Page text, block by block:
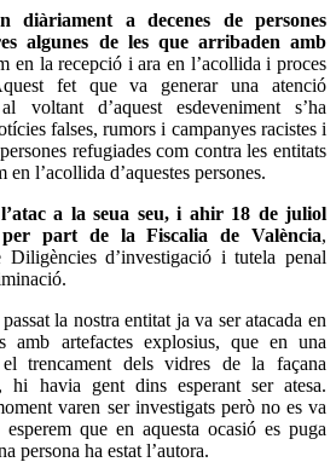
a decenes de persones
algunes de les que arribaden amb
en la recepció i ara en l’acollida i proces
fet que va generar una atenció
voltant d’aquest esdeveniment s’ha
falses, rumors i campanyes racistes i
refugiades com contra les entitats
l’acollida d’aquestes persones.
a la seua seu, i ahir 18 de juliol
part de la Fiscalia de València,
Diligències d’investigació i tutela penal
la nostra entitat ja va ser atacada en
amb artefactes explosius, que en una
trencament dels vidres de la façana
hi havia gent dins esperant ser atesa.
varen ser investigats però no es va
que en aquesta ocasió es puga
persona ha estat l’autora.